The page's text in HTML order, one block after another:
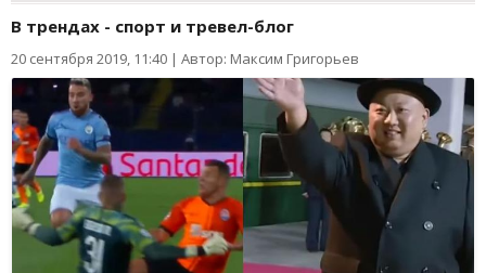
В трендах - спорт и тревел-блог
20 сентября 2019, 11:40 | Автор: Максим Григорьев